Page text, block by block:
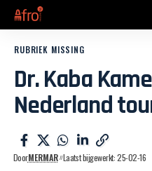
RUBRIEK MISSING
Dr. Kaba
Nederland
DoorMERMAR Laatst bijgewerkt: 25-02-16